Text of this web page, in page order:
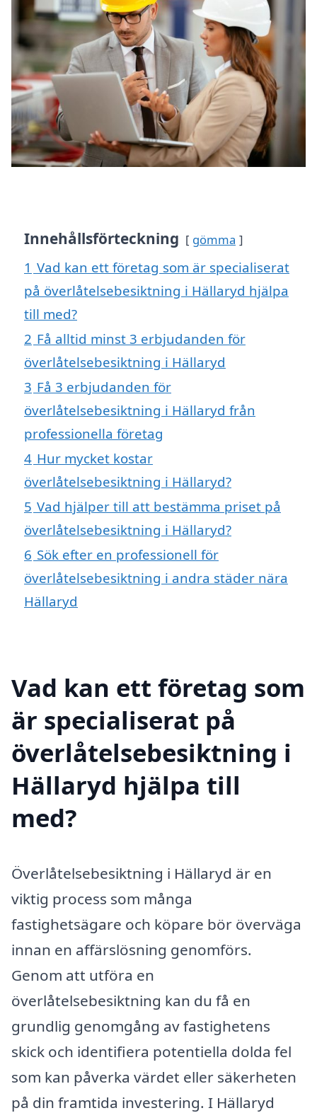
Innehållsförteckning gömma
1 Vad kan ett företag som är specialiserat
på överlåtelsebesiktning i Hällaryd hjälpa
till med?
2 Få alltid minst 3 erbjudanden för
överlåtelsebesiktning i Hällaryd
3 Få 3 erbjudanden för
överlåtelsebesiktning i Hällaryd från
professionella företag
4 Hur mycket kostar
överlåtelsebesiktning i Hällaryd?
5 Vad hjälper till att bestämma priset på
överlåtelsebesiktning i Hällaryd?
6 Sök efter en professionell för
överlåtelsebesiktning i andra städer nära
Hällaryd
Vad kan ett företag som
är specialiserat på
överlåtelsebesiktning i
Hällaryd hjälpa till
med?
Överlåtelsebesiktning i Hällaryd är en
viktig process som många
fastighetsägare och köpare bör överväga
innan en affärslösning genomförs.
Genom att utföra en
överlåtelsebesiktning kan du få en
grundlig genomgång av fastighetens
skick och identifiera potentiella dolda fel
som kan påverka värdet eller säkerheten
på din framtida investering. I Hällaryd